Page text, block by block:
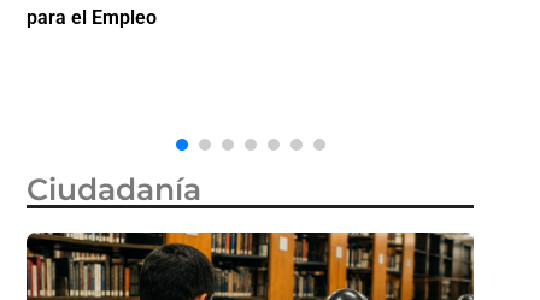
la ciudadanía por nacimiento, semanas después de
Ciudadanía